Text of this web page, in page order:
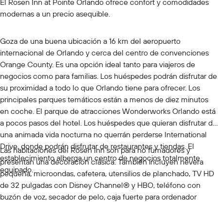
El Rosen Inn at Pointe Orlando ofrece confort y comodidades
modernas a un precio asequible.
Goza de una buena ubicación a 16 km del aeropuerto
internacional de Orlando y cerca del centro de convenciones
Orange County. Es una opción ideal tanto para viajeros de
negocios como para familias. Los huéspedes podrán disfrutar de
su proximidad a todo lo que Orlando tiene para ofrecer. Los
principales parques temáticos están a menos de diez minutos
en coche. El parque de atracciones Wonderworks Orlando está
a pocos pasos del hotel. Los huéspedes que quieran disfrutar de
una animada vida nocturna no querrán perderse International
Drive, donde podrán disfrutar de restaurantes y tiendas. El
establecimiento alberga un centro de negocios totalmente
equipado.
Las habitaciones del Rosen Inn son para no fumadores y
presentan una decoración clásica. También incluyen nevera
pequeña, microondas, cafetera, utensilios de planchado, TV HD
de 32 pulgadas con Disney Channel® y HBO, teléfono con
buzón de voz, secador de pelo, caja fuerte para ordenador